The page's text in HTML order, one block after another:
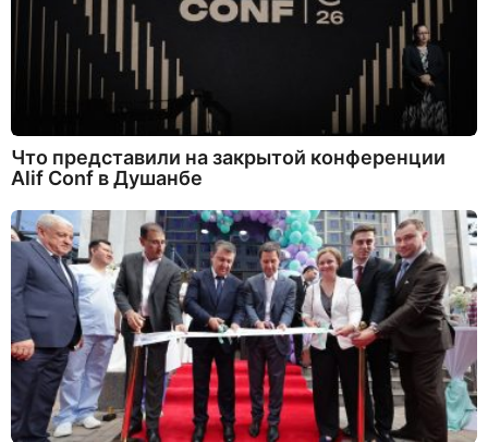
Что представили на закрытой конференции
Alif Conf в Душанбе